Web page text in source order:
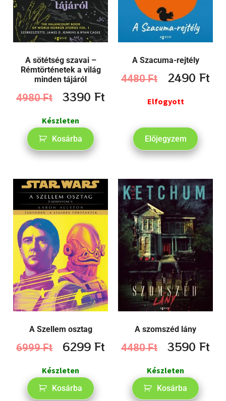
A sötétség szavai –
Rémtörténetek a világ
minden tájáról
4980Ft 3390 Ft
Készleten
Kosárba
A Szacuma-rejtély
4480Ft 2490 Ft
Elfogyott
Előjegyzem
A Szellem osztag
6999Ft 6299 Ft
Készleten
Kosárba
A szomszéd lány
4480Ft 3590 Ft
Készleten
Kosárba